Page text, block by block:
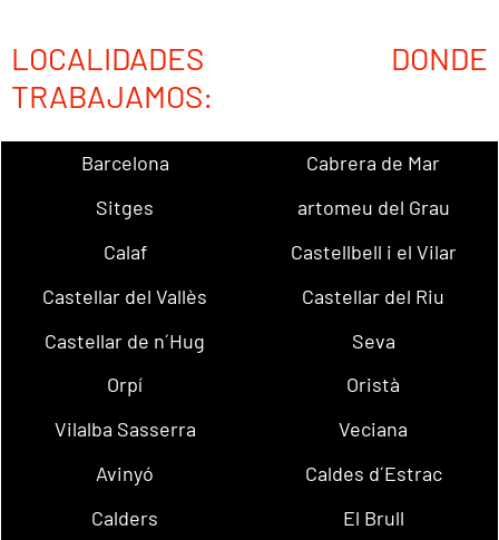
LOCALIDADES DONDE
TRABAJAMOS:
Barcelona
Cabrera de Mar
Sitges
artomeu del Grau
Calaf
Castellbell i el Vilar
Castellar del Vallès
Castellar del Riu
Castellar de n´Hug
Seva
Orpí
Oristà
Vilalba Sasserra
Veciana
Avinyó
Caldes d´Estrac
Calders
El Brull